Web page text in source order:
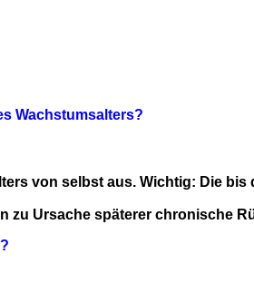
Wachstumsalters?
von selbst aus. Wichtig: Die
zu Ursache späterer chronische